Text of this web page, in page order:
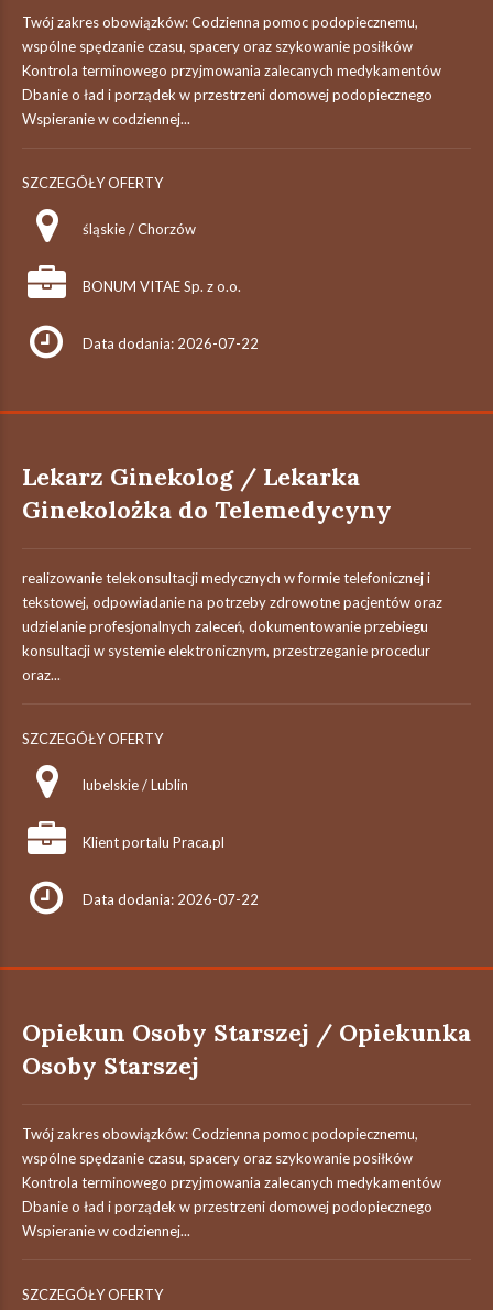
Twój zakres obowiązków: Codzienna pomoc podopiecznemu,
wspólne spędzanie czasu, spacery oraz szykowanie posiłków
Kontrola terminowego przyjmowania zalecanych medykamentów
Dbanie o ład i porządek w przestrzeni domowej podopiecznego
Wspieranie w codziennej...
SZCZEGÓŁY OFERTY
śląskie / Chorzów
BONUM VITAE Sp. z o.o.
Data dodania: 2026-07-22
Lekarz Ginekolog / Lekarka
Ginekolożka do Telemedycyny
realizowanie telekonsultacji medycznych w formie telefonicznej i
tekstowej, odpowiadanie na potrzeby zdrowotne pacjentów oraz
udzielanie profesjonalnych zaleceń, dokumentowanie przebiegu
konsultacji w systemie elektronicznym, przestrzeganie procedur
oraz...
SZCZEGÓŁY OFERTY
lubelskie / Lublin
Klient portalu Praca.pl
Data dodania: 2026-07-22
Opiekun Osoby Starszej / Opiekunka
Osoby Starszej
Twój zakres obowiązków: Codzienna pomoc podopiecznemu,
wspólne spędzanie czasu, spacery oraz szykowanie posiłków
Kontrola terminowego przyjmowania zalecanych medykamentów
Dbanie o ład i porządek w przestrzeni domowej podopiecznego
Wspieranie w codziennej...
SZCZEGÓŁY OFERTY